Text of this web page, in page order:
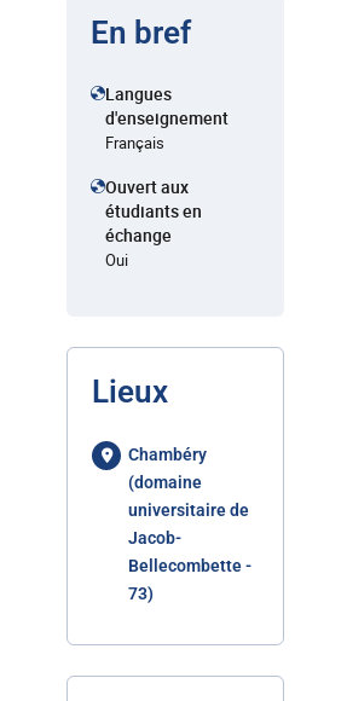
En bref
Langues
d'enseignement
Français
Ouvert aux
étudiants en
échange
Oui
Lieux
Chambéry
(domaine
universitaire de
Jacob-
Bellecombette -
73)